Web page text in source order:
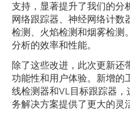
支持，显著提升了我们的分
网络跟踪器、神经网络计数
检测、火焰检测和烟雾检测
分析的效率和性能。
除了这些改进，此次更新还
功能性和用户体验。新增的
线检测器和VL目标跟踪器
务解决方案提供了更大的灵